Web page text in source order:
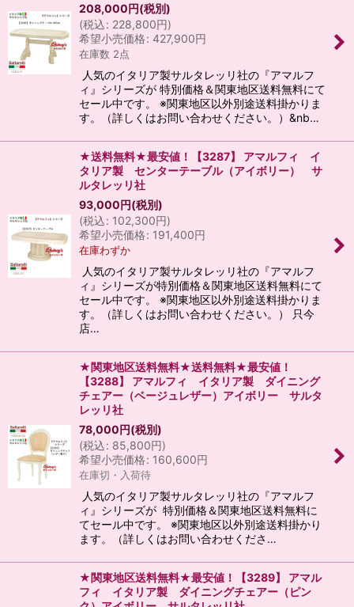
208,000円(税別)
(税込: 228,800円)
希望小売価格: 427,900円
在庫数 2点
人気のイタリア製サルタレッリ社の『アマルフ
ィ』シリーズが 特別価格＆関東地区送料無料にて
セール中です。 ※関東地区以外別途送料掛かりま
す。（詳しくはお問い合わせください。）&nb…
★送料無料★最安値！【3287】 アマルフィ イ
タリア製 センターテーブル（アイボリー） サ
ルタレッリ社
93,000円(税別)
(税込: 102,300円)
希望小売価格: 191,400円
在庫わずか
人気のイタリア製サルタレッリ社の『アマルフ
ィ』シリーズが特別価格＆関東地区送料無料にて
セール中です。 ※関東地区以外別途送料掛かりま
す。（詳しくはお問い合わせください。） 只今
店…
★関東地区送料無料★送料無料★最安値！
【3288】 アマルフィ イタリア製 ダイニング
チェアー（ベージュレザー）アイボリー サルタ
レッリ社
78,000円(税別)
(税込: 85,800円)
希望小売価格: 160,600円
在庫切・入荷待
人気のイタリア製サルタレッリ社の『アマルフ
ィ』シリーズが 特別価格＆関東地区送料無料に
てセール中です。 ※関東地区以外別途送料掛かり
ます。（詳しくはお問い合わせくださ…
★関東地区送料無料★最安値！【3289】 アマル
フィ イタリア製 ダイニングチェアー（ピン